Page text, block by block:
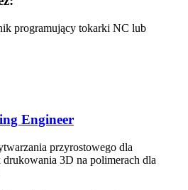
programujący tokarki NC lub
Engineer
przyrostowego dla
3D na polimerach dla